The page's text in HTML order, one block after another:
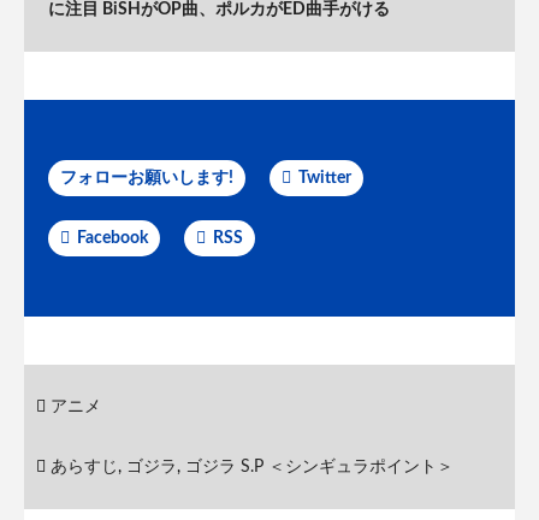
に注目 BiSHがOP曲、ポルカがED曲手がける
フォローお願いします! Twitter
Facebook RSS
アニメ
あらすじ, ゴジラ, ゴジラ S.P ＜シンギュラポイント＞